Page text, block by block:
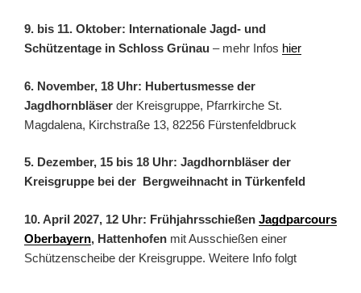
9. bis 11. Oktober: Internationale Jagd- und
Schützentage in Schloss Grünau – mehr Infos hier
6. November, 18 Uhr: Hubertusmesse der
Jagdhornbläser der Kreisgruppe, Pfarrkirche St.
Magdalena, Kirchstraße 13, 82256 Fürstenfeldbruck
5. Dezember, 15 bis 18 Uhr: Jagdhornbläser der
Kreisgruppe bei der Bergweihnacht in Türkenfeld
10. April 2027, 12 Uhr: Frühjahrsschießen Jagdparcours
Oberbayern, Hattenhofen mit Ausschießen einer
Schützenscheibe der Kreisgruppe. Weitere Info folgt